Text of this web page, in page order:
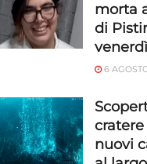
morta
di
6
nuovi